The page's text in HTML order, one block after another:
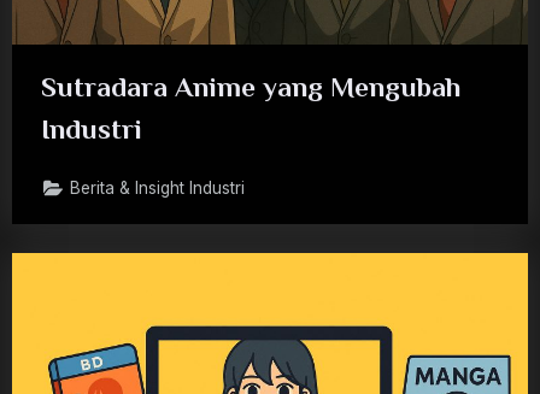
Sutradara Anime yang Mengubah
Industri
Berita & Insight Industri